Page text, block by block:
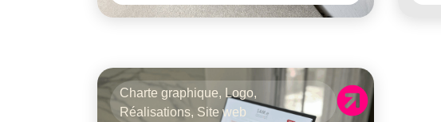
Charte graphique, Logo,
Réalisations, Site web